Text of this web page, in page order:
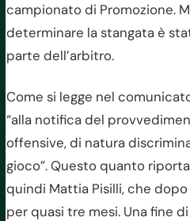
campionato di Promozione.
determinare la stangata è
parte dell’arbitro.
Come si legge nel
“alla notifica del
offensive, di natura
gioco”. Questo quanto
quindi Mattia Pisilli, che
per quasi tre mesi. Una fine